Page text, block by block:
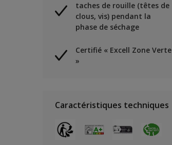
taches de rouille (têtes de
clous, vis) pendant la
phase de séchage
Certifié « Excell Zone Verte
»
Caractéristiques techniques